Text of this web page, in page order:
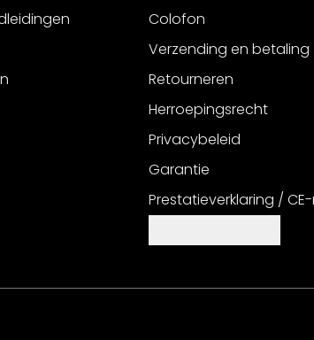
Colofon
Verzending en betaling
Retourneren
Herroepingsrecht
Privacybeleid
Garantie
Prestatieverklaring /